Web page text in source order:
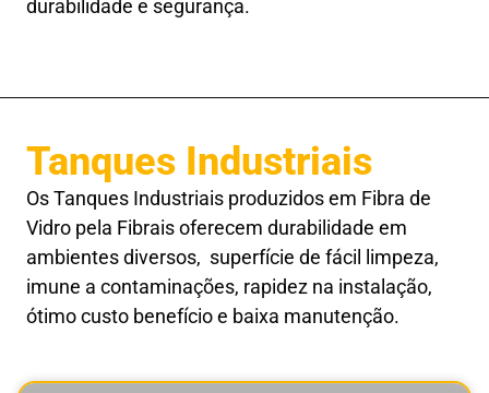
durabilidade e segurança.
Tanques Industriais
Os Tanques Industriais produzidos em Fibra de
Vidro pela Fibrais oferecem durabilidade em
ambientes diversos, superfície de fácil limpeza,
imune a contaminações, rapidez na instalação,
ótimo custo benefício e baixa manutenção.